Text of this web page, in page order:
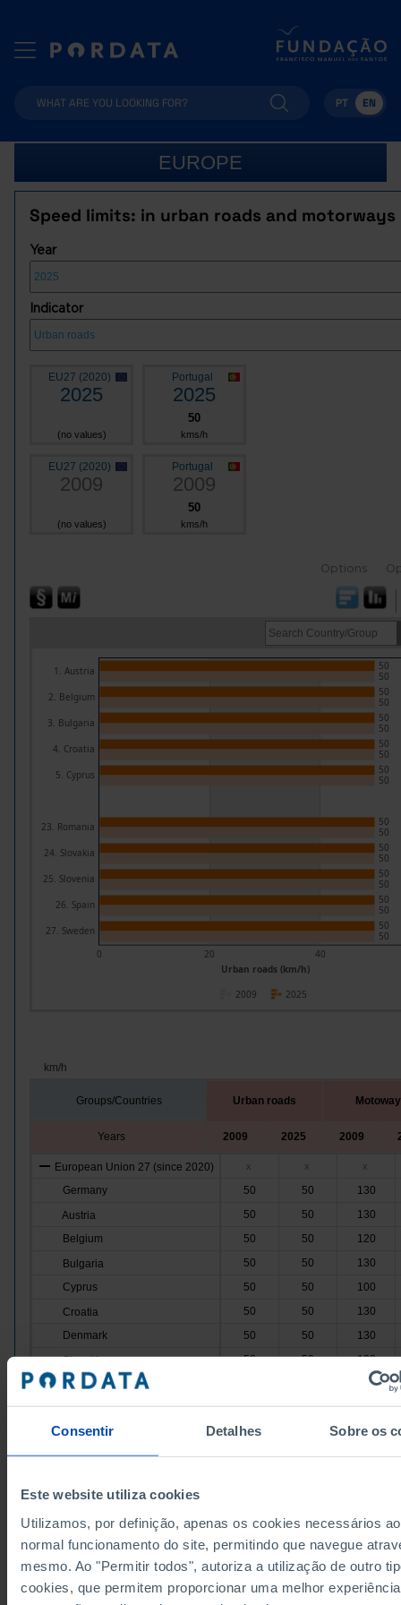
Consentir Detalhes Sobre os
Este website utiliza cookies
Utilizamos, por definição, apenas os cookies necessários ao
normal funcionamento do site, permitindo que navegue
mesmo. Ao "Permitir todos", autoriza a utilização de outro
cookies, que permitem proporcionar uma melhor
PT EN
EUROPE
Speed limits: in urban roads and motorways
Year
Indicator
EU27 (2020)
2025
(no values)
Portugal
2025
50
kms/h
EU27 (2020)
2009
(no values)
Portugal
2009
50
kms/h
Options
Urban roads (km/h)
0 20 40
1. Austria
2. Belgium
3. Bulgaria
4. Croatia
5. Cyprus
23. Romania
24. Slovakia
25. Slovenia
26. Spain
27. Sweden
50
50
50
50
50
50
50
50
50
50
50
50
50
50
50
50
50
50
50
50
2025
2009
km/h
Groups/Countries Urban roads
Years 2009 2025 2009
European Union 27 (since 2020) x x x
Germany 50 50
130
Austria
50 50
130
Belgium
50 50
120
Bulgaria
50 50
130
Cyprus
50 50
100
Croatia
50 50
130
Denmark
50 50
130
Slovakia
50 50
130
Slovenia
130
Spain
50 50
120
Estonia
50
110
Finland
50 50
120
Hungary
50 50
130
50 50
120
50
Latvia
50